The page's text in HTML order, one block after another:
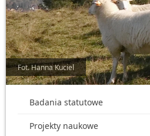
Fot. Hanna Kuciel
Badania statutowe
Projekty naukowe